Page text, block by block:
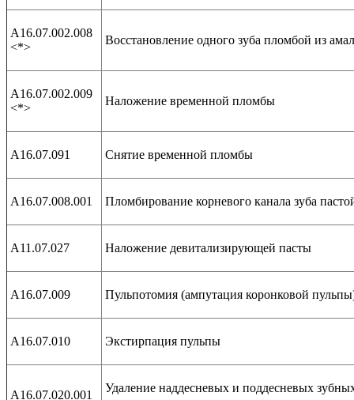
А16.07.002.008
<*>
Восстановление одного зуба пломбой из
А16.07.002.009
<*>
Наложение временной пломбы
А16.07.091 Снятие временной пломбы
А16.07.008.001 Пломбирование корневого канала зуба
А11.07.027 Наложение девитализирующей пасты
А16.07.009 Пульпотомия (ампутация коронковой
А16.07.010 Экстирпация пульпы
А16.07.020.001
Удаление наддесневых и поддесневых